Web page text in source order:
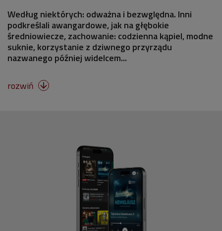
Według niektórych: odważna i bezwględna. Inni
podkreślali awangardowe, jak na głębokie
średniowiecze, zachowanie: codzienna kąpiel, modne
suknie, korzystanie z dziwnego przyrządu
nazwanego później widelcem...
rozwiń 